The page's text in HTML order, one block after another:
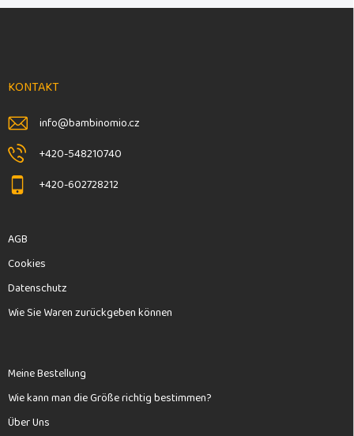
F
e
KONTAKT
info@bambinomio.cz
+420-548210740
+420-602728212
AGB
Cookies
Datenschutz
Wie Sie Waren zurückgeben können
Meine Bestellung
Wie kann man die Größe richtig bestimmen?
Über Uns